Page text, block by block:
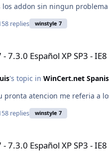
los addon sin ningun
replies winstyle 7
7.3.0 Español XP SP3 - IE8
's topic in WinCert.net
pronta atencion me referia a
replies winstyle 7
7.3.0 Español XP SP3 - IE8